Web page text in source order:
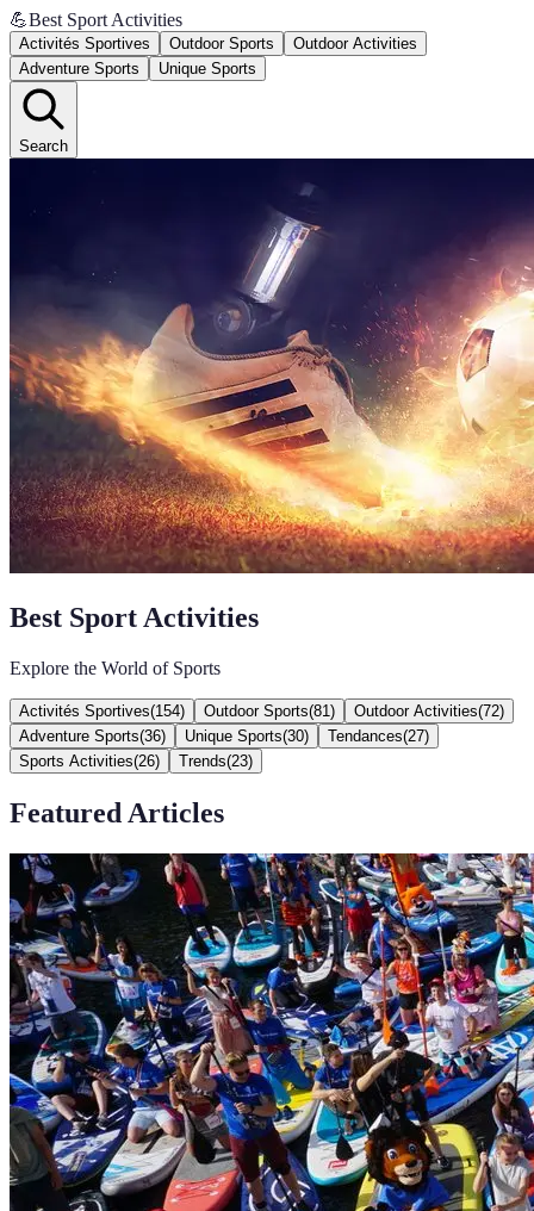
💪Best Sport Activities
Activités Sportives Outdoor Sports
Outdoor Activities
Adventure Sports
Unique Sports
Search
Best Sport Activities
Explore the World of Sports
Activités Sportives(154) Outdoor Sports(81 ) Outdoor Activities(72)
Adventure Sports(36) Unique Sports(30) Tendances(27)
Sports Activities(26) Trends(23)
Featured Articles